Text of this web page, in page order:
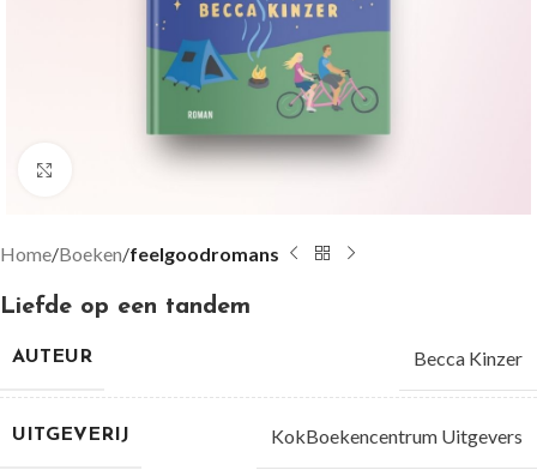
Groter bekijken
Home Boeken feelgoodromans
Liefde op een tandem
AUTEUR Becca Kinzer
UITGEVERIJ KokBoekencentrum Uitgevers